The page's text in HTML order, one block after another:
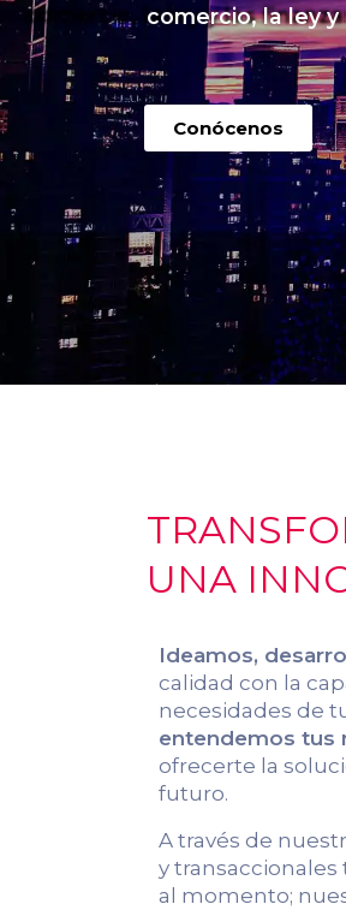
comercio, la ley
Conócenos
UNA
Ideamos,
calidad con la
necesidades de
entendemos tus
ofrecerte la
futuro.
A través de
y
al momento;